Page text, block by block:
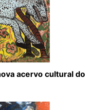
acervo cultural do